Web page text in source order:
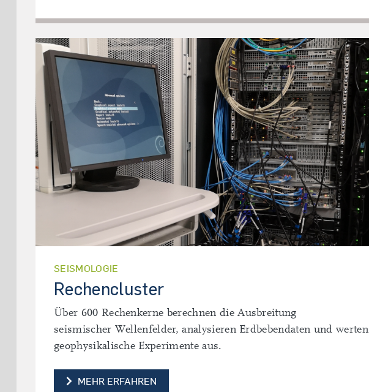
SEISMOLOGIE
Rechencluster
Über 600 Rechenkerne berechnen die Ausbreitung
seismischer Wellenfelder, analysieren Erdbebendaten und werten
geophysikalische Experimente aus.
MEHR ERFAHREN